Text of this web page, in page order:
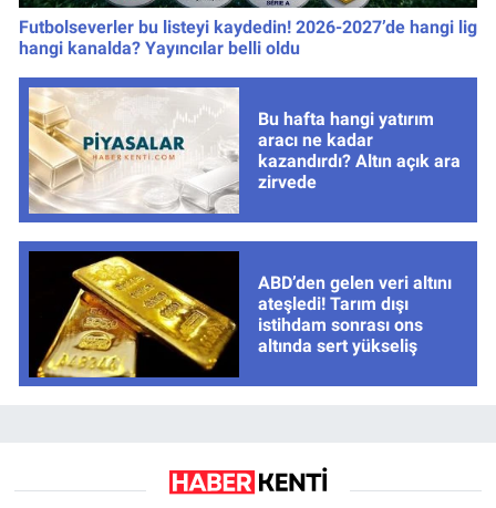
Futbolseverler bu listeyi kaydedin! 2026-2027’de hangi lig
hangi kanalda? Yayıncılar belli oldu
Bu hafta hangi yatırım
aracı ne kadar
kazandırdı? Altın açık ara
zirvede
ABD’den gelen veri altını
ateşledi! Tarım dışı
istihdam sonrası ons
altında sert yükseliş